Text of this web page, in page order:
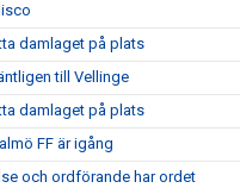
damlaget på plats
till Vellinge
damlaget på plats
FF är igång
och ordförande har ordet